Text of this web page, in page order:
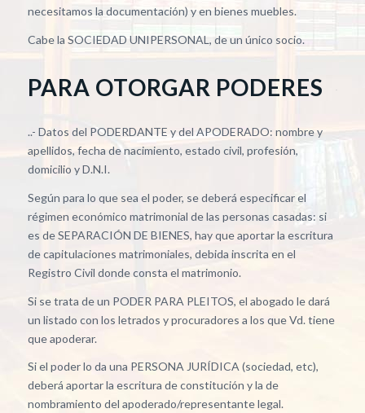
necesitamos la documentación) y en bienes muebles.
Cabe la SOCIEDAD UNIPERSONAL, de un único socio.
PARA OTORGAR PODERES
..- Datos del PODERDANTE y del APODERADO: nombre y
apellidos, fecha de nacimiento, estado civil, profesión,
domicilio y D.N.I.
Según para lo que sea el poder, se deberá especificar el
régimen económico matrimonial de las personas casadas: si
es de SEPARACIÓN DE BIENES, hay que aportar la escritura
de capitulaciones matrimoniales, debida inscrita en el
Registro Civil donde consta el matrimonio.
Si se trata de un PODER PARA PLEITOS, el abogado le dará
un listado con los letrados y procuradores a los que Vd. tiene
que apoderar.
Si el poder lo da una PERSONA JURÍDICA (sociedad, etc),
deberá aportar la escritura de constitución y la de
nombramiento del apoderado/representante legal.